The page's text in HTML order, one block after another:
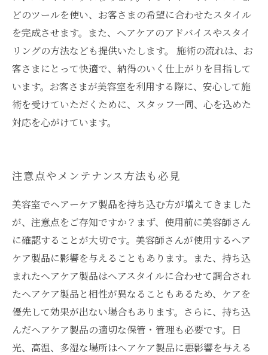
どのツールを使い、お客さまの希望に合わせたスタイル
を完成させます。また、ヘアケアのアドバイスやスタイ
リングの方法なども提供いたします。 施術の流れは、お
客さまにとって快適で、納得のいく仕上がりを目指して
います。お客さまが美容室を利用する際に、安心して施
術を受けていただくために、スタッフ一同、心を込めた
対応を心がけています。
注意点やメンテナンス方法も必見
美容室でヘアーケア製品を持ち込む方が増えてきました
が、注意点をご存知ですか？まず、使用前に美容師さん
に確認することが大切です。美容師さんが使用するヘア
ケア製品に影響を与えることもあります。また、持ち込
まれたヘアケア製品はヘアスタイルに合わせて調合され
たヘアケア製品と相性が異なることもあるため、ケアを
優先して効果が出ない場合もあります。さらに、持ち込
んだヘアケア製品の適切な保管・管理も必要です。日
光、高温、多湿な場所はヘアケア製品に悪影響を与える